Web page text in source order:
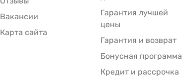
Вакансии
Карта сайта
Гарантия лучшей
цены
Гарантия и возврат
Бонусная программа
Кредит и рассрочка